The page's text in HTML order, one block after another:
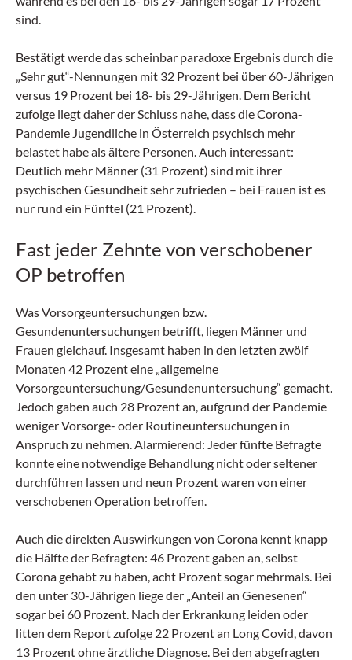
sind.
Bestätigt werde das scheinbar paradoxe Ergebnis durch die
„Sehr gut“-Nennungen mit 32 Prozent bei über 60-Jährigen
versus 19 Prozent bei 18- bis 29-Jährigen. Dem Bericht
zufolge liegt daher der Schluss nahe, dass die Corona-
Pandemie Jugendliche in Österreich psychisch mehr
belastet habe als ältere Personen. Auch interessant:
Deutlich mehr Männer (31 Prozent) sind mit ihrer
psychischen Gesundheit sehr zufrieden – bei Frauen ist es
nur rund ein Fünftel (21 Prozent).
Fast jeder Zehnte von verschobener
OP betroffen
Was Vorsorgeuntersuchungen bzw.
Gesundenuntersuchungen betrifft, liegen Männer und
Frauen gleichauf. Insgesamt haben in den letzten zwölf
Monaten 42 Prozent eine „allgemeine
Vorsorgeuntersuchung/Gesundenuntersuchung“ gemacht.
Jedoch gaben auch 28 Prozent an, aufgrund der Pandemie
weniger Vorsorge- oder Routineuntersuchungen in
Anspruch zu nehmen. Alarmierend: Jeder fünfte Befragte
konnte eine notwendige Behandlung nicht oder seltener
durchführen lassen und neun Prozent waren von einer
verschobenen Operation betroffen.
Auch die direkten Auswirkungen von Corona kennt knapp
die Hälfte der Befragten: 46 Prozent gaben an, selbst
Corona gehabt zu haben, acht Prozent sogar mehrmals. Bei
den unter 30-Jährigen liege der „Anteil an Genesenen“
sogar bei 60 Prozent. Nach der Erkrankung leiden oder
litten dem Report zufolge 22 Prozent an Long Covid, davon
13 Prozent ohne ärztliche Diagnose. Bei den abgefragten